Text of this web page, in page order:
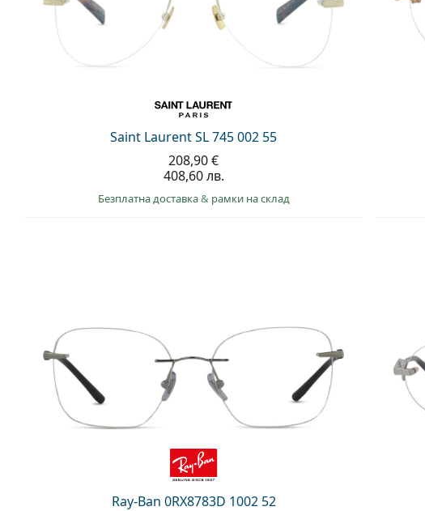
Saint Laurent SL 745 002 55
208,90 €
408,60 лв.
Безплатна доставка& рамки на склад
Ray-Ban 0RX8783D 1002 52